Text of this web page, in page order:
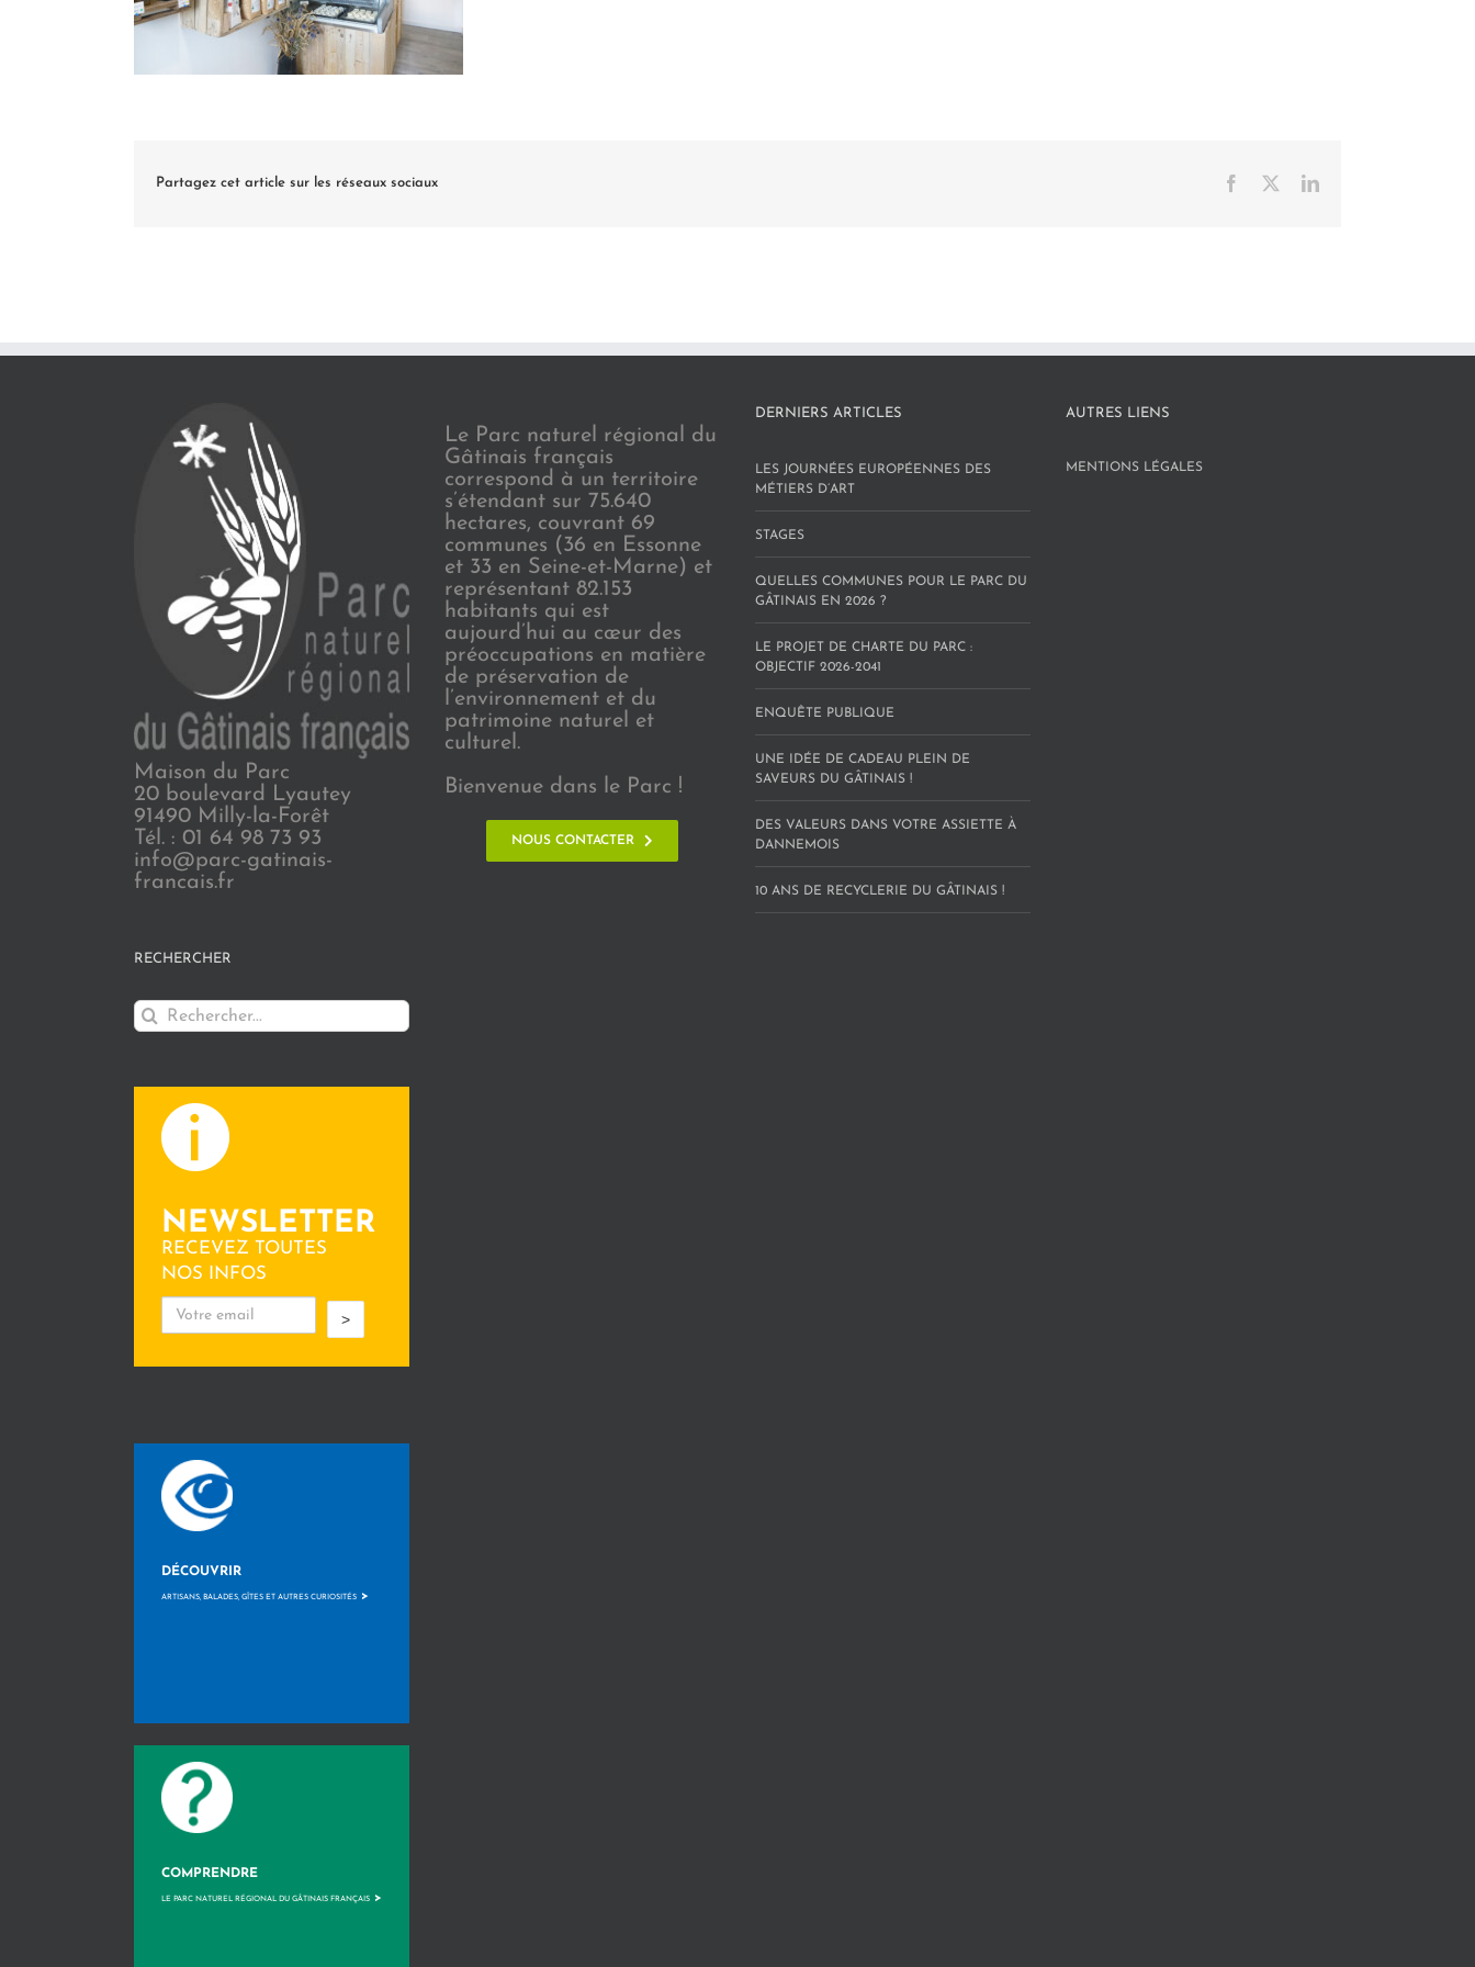
Partagez cet article sur les réseaux sociaux Facebook LinkedIn
Maison du Parc
20 boulevard Lyautey
91490 Milly-la-Forêt
Tél. : 01 64 98 73 93
info@parc-gatinais-
francais.fr
RECHERCHER
Rechercher:
NEWSLETTER
RECEVEZ TOUTES
NOS INFOS
>
DÉCOUVRIR
ARTISANS, BALADES, GÎTES ET AUTRES CURIOSITÉS >
COMPRENDRE
LE PARC NATUREL RÉGIONAL DU GÂTINAIS FRANÇAIS >
Le Parc naturel régional du
Gâtinais français
correspond à un territoire
s’étendant sur 75.640
hectares, couvrant 69
communes (36 en Essonne
et 33 en Seine-et-Marne) et
représentant 82.153
habitants qui est
aujourd’hui au cœur des
préoccupations en matière
de préservation de
l’environnement et du
patrimoine naturel et
culturel.
Bienvenue dans le Parc !
NOUS CONTACTER
DERNIERS ARTICLES
LES JOURNÉES EUROPÉENNES DES
MÉTIERS D’ART
STAGES
QUELLES COMMUNES POUR LE PARC DU
GÂTINAIS EN 2026 ?
LE PROJET DE CHARTE DU PARC :
OBJECTIF 2026-2041
ENQUÊTE PUBLIQUE
UNE IDÉE DE CADEAU PLEIN DE
SAVEURS DU GÂTINAIS !
DES VALEURS DANS VOTRE ASSIETTE À
DANNEMOIS
10 ANS DE RECYCLERIE DU GÂTINAIS !
AUTRES LIENS
MENTIONS LÉGALES